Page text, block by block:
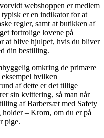
webshoppen er medlem
er en indikator for at
regler, samt at butikken af
fortrolige lovene på
at blive hjulpet, hvis du bliver
din bestilling.
omkring de primære
hvilken
af dette er det tillige
sin kvittering, så man når
af Barbersæt med Safety
– Krom, om du er på
pige.